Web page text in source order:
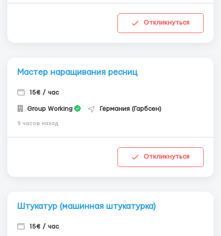
Откликнуться
Мастер наращивания ресниц
15€ / час
Group Working Германия (Гарбсен)
9 часов назад
Откликнуться
Штукатур (машинная штукатурка)
15€ / час